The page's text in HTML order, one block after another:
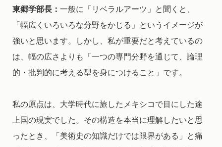
東郷学部長： 一般に「リベラルアーツ」と聞くと、
「幅広くいろいろな分野をかじる」というイメージが
強いと思います。しかし、私が重要だと考えているの
は、幅の広さよりも「一つの専門分野を通じて、論理
的・批判的に考える型を身につけること」です。
私の原点は、大学時代に旅したメキシコで目にした途
上国の現実でした。その構造を本当に理解したいと思
ったとき、「美術史の知識だけでは限界がある」と痛